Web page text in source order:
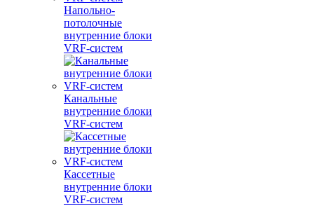
Напольно-
потолочные
внутренние блоки
VRF-систем
Канальные
внутренние блоки
VRF-систем
Кассетные
внутренние блоки
VRF-систем